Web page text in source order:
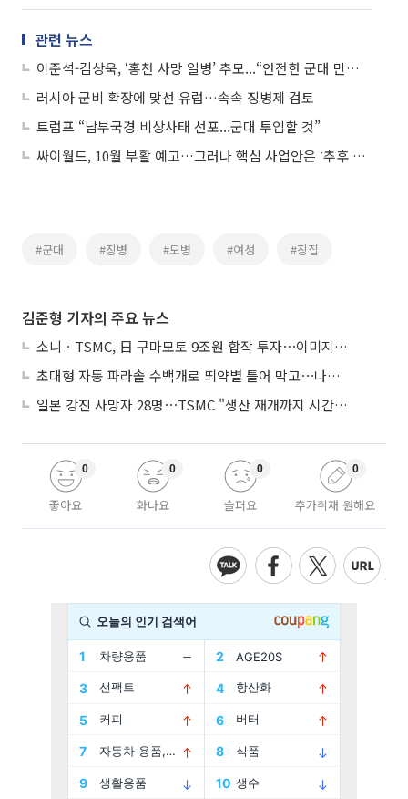
관련 뉴스
이준석-김상욱, ‘홍천 사망 일병’ 추모...“안전한 군대 만들 것”
러시아 군비 확장에 맞선 유럽…속속 징병제 검토
트럼프 “남부국경 비상사태 선포...군대 투입할 것”
싸이월드, 10월 부활 예고…그러나 핵심 사업안은 ‘추후 공개’
#군대 #징병 #모병 #여성 #징집
김준형 기자의 주요 뉴스
소니ㆍTSMC, 日 구마모토 9조원 합작 투자⋯이미지 센서 반도체 양산
초대형 자동 파라솔 수백개로 뙤약볕 틀어 막고⋯나라별 폭염 생존법
일본 강진 사망자 28명⋯TSMC "생산 재개까지 시간 필요해"
좋아요
0
화나요
0
슬퍼요
0
추가취재 원해요
0